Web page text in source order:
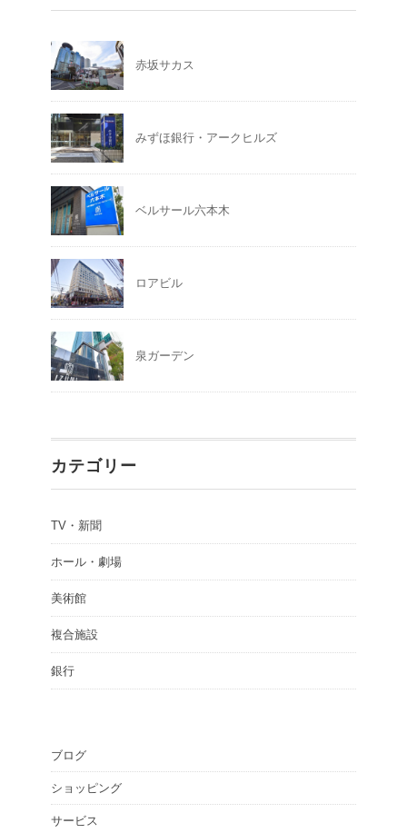
赤坂サカス
みずほ銀行・アークヒルズ
ベルサール六本木
ロアビル
泉ガーデン
カテゴリー
TV・新聞
ホール・劇場
美術館
複合施設
銀行
ブログ
ショッピング
サービス